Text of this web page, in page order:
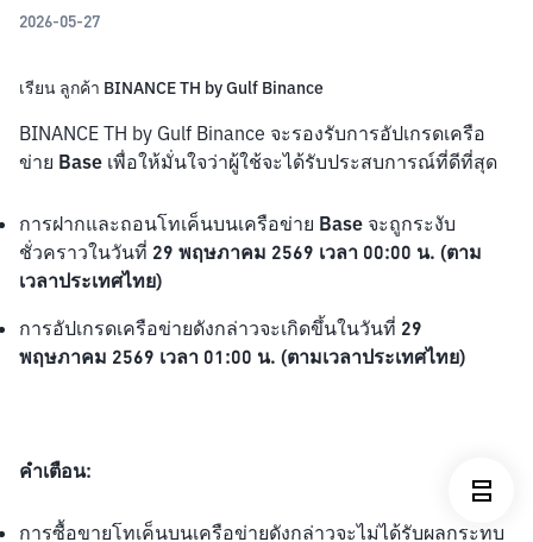
2026-05-27
เรียน ลูกค้า BINANCE TH by Gulf Binance
BINANCE TH by Gulf Binance จะรองรับการอัปเกรดเครือ
ข่าย Base เพื่อให้มั่นใจว่าผู้ใช้จะได้รับประสบการณ์ที่ดีที่สุด
การฝากและถอนโทเค็นบนเครือข่าย Base จะถูกระงับ
ชั่วคราวในวันที่ 29 พฤษภาคม 2569 เวลา 00:00 น. (ตาม
เวลาประเทศไทย)
การอัปเกรดเครือข่ายดังกล่าวจะเกิดขึ้นในวันที่ 29
พฤษภาคม 2569 เวลา 01:00 น. (ตามเวลาประเทศไทย)
คำเตือน:
การซื้อขายโทเค็นบนเครือข่ายดังกล่าวจะไม่ได้รับผลกระทบ